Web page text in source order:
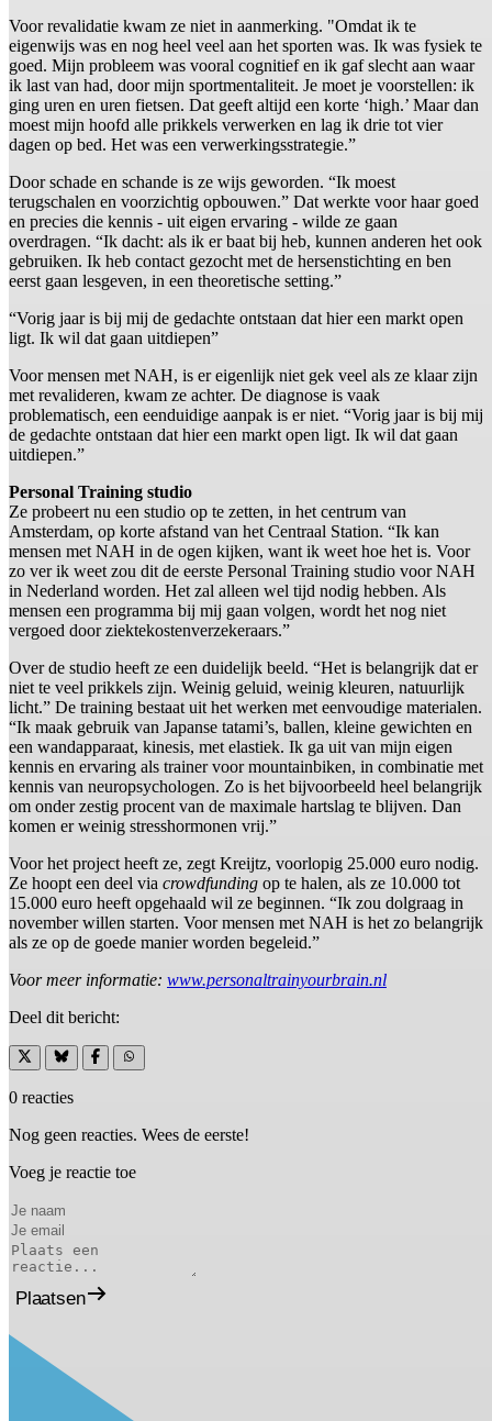
Voor revalidatie kwam ze niet in aanmerking. "Omdat ik te
eigenwijs was en nog heel veel aan het sporten was. Ik was fysiek te
goed. Mijn probleem was vooral cognitief en ik gaf slecht aan waar
ik last van had, door mijn sportmentaliteit. Je moet je voorstellen: ik
ging uren en uren fietsen. Dat geeft altijd een korte ‘high.’ Maar dan
moest mijn hoofd alle prikkels verwerken en lag ik drie tot vier
dagen op bed. Het was een verwerkingsstrategie.”
Door schade en schande is ze wijs geworden. “Ik moest
terugschalen en voorzichtig opbouwen.” Dat werkte voor haar goed
en precies die kennis - uit eigen ervaring - wilde ze gaan
overdragen. “Ik dacht: als ik er baat bij heb, kunnen anderen het ook
gebruiken. Ik heb contact gezocht met de hersenstichting en ben
eerst gaan lesgeven, in een theoretische setting.”
“Vorig jaar is bij mij de gedachte ontstaan dat hier een markt open
ligt. Ik wil dat gaan uitdiepen”
Voor mensen met NAH, is er eigenlijk niet gek veel als ze klaar zijn
met revalideren, kwam ze achter. De diagnose is vaak
problematisch, een eenduidige aanpak is er niet. “Vorig jaar is bij mij
de gedachte ontstaan dat hier een markt open ligt. Ik wil dat gaan
uitdiepen.”
Personal Training studio
Ze probeert nu een studio op te zetten, in het centrum van
Amsterdam, op korte afstand van het Centraal Station. “Ik kan
mensen met NAH in de ogen kijken, want ik weet hoe het is. Voor
zo ver ik weet zou dit de eerste Personal Training studio voor NAH
in Nederland worden. Het zal alleen wel tijd nodig hebben. Als
mensen een programma bij mij gaan volgen, wordt het nog niet
vergoed door ziektekostenverzekeraars.”
Over de studio heeft ze een duidelijk beeld. “Het is belangrijk dat er
niet te veel prikkels zijn. Weinig geluid, weinig kleuren, natuurlijk
licht.” De training bestaat uit het werken met eenvoudige materialen.
“Ik maak gebruik van Japanse tatami’s, ballen, kleine gewichten en
een wandapparaat, kinesis, met elastiek. Ik ga uit van mijn eigen
kennis en ervaring als trainer voor mountainbiken, in combinatie met
kennis van neuropsychologen. Zo is het bijvoorbeeld heel belangrijk
om onder zestig procent van de maximale hartslag te blijven. Dan
komen er weinig stresshormonen vrij.”
Voor het project heeft ze, zegt Kreijtz, voorlopig 25.000 euro nodig.
Ze hoopt een deel via crowdfunding op te halen, als ze 10.000 tot
15.000 euro heeft opgehaald wil ze beginnen. “Ik zou dolgraag in
november willen starten. Voor mensen met NAH is het zo belangrijk
als ze op de goede manier worden begeleid.”
Voor meer informatie: www.personaltrainyourbrain.nl
Deel dit bericht:
0 reacties
Nog geen reacties. Wees de eerste!
Voeg je reactie toe
Plaatsen